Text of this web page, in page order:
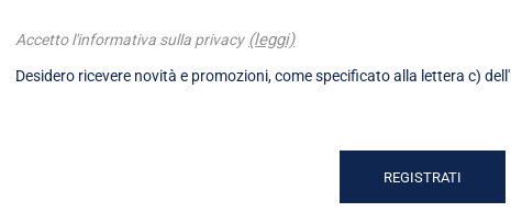
Desidero ricevere novità e promozioni, come specificato alla lettera c)
Accetto l'informativa sulla privacy (leggi)
REGISTRATI